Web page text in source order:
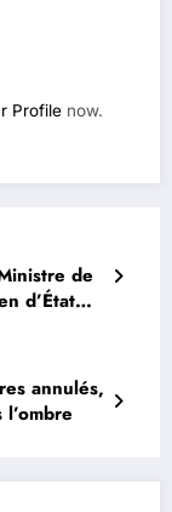
Profile now.
de
d’État
annulés,